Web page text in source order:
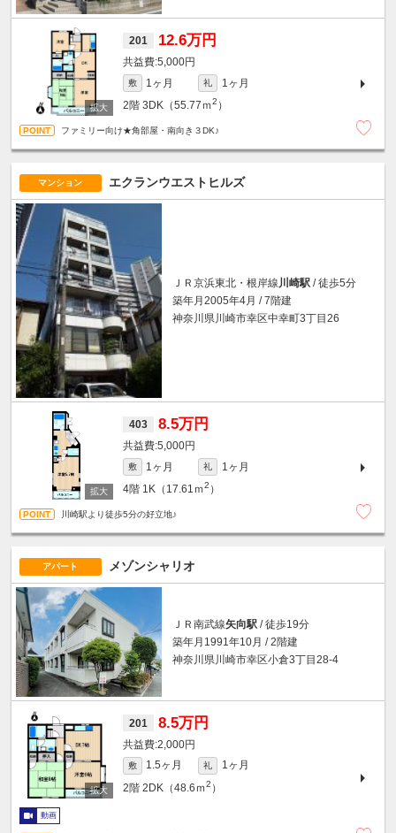
201 12.6万円
5,000円
敷 1ヶ月 礼
1ヶ月
2階 3DK（55.77ｍ2 ）
ファミリー向け★角部屋・南向き３DK♪
マンション エクランウエストヒルズ
ＪＲ京浜東北・根岸線川崎駅 / 徒歩5分
築年月2005年4月 / 7階建
神奈川県川崎市幸区中幸町3丁目26
403 8.5万円
5,000円
敷 1ヶ月 礼
1ヶ月
4階 1K（17.61ｍ2 ）
川崎駅より徒歩5分の好立地♪
アパート メゾンシャリオ
ＪＲ南武線矢向駅 / 徒歩19分
築年月1991年10月 / 2階建
神奈川県川崎市幸区小倉3丁目28-4
201 8.5万円
2,000円
敷 1.5ヶ月 礼
1ヶ月
2階 2DK（48.6ｍ2 ）
動画